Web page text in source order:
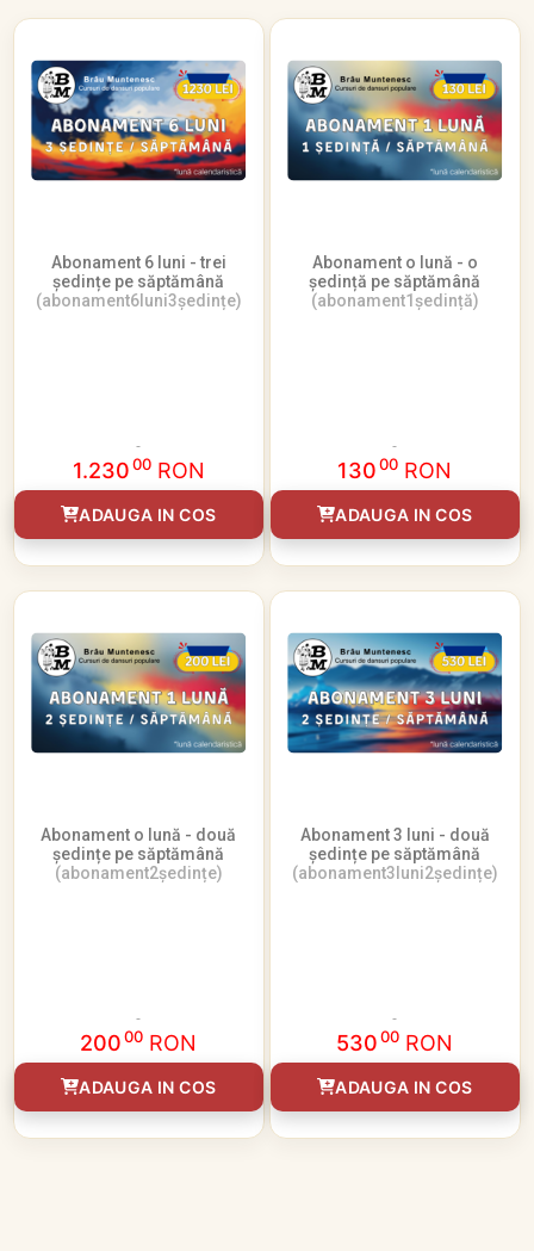
Abonament 6 luni - trei
ședințe pe săptămână
(abonament6luni3ședințe)
1.23000 RON
ADAUGA IN COS
Abonament o lună - o
ședință pe săptămână
(abonament1ședință)
13000 RON
ADAUGA IN COS
Abonament o lună - două
ședințe pe săptămână
(abonament2ședințe)
20000 RON
ADAUGA IN COS
Abonament 3 luni - două
ședințe pe săptămână
(abonament3luni2ședințe)
53000 RON
ADAUGA IN COS